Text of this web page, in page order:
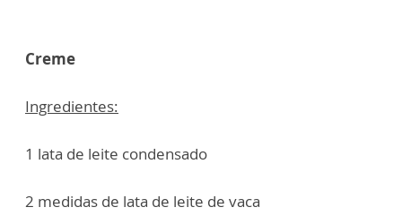
Creme
Ingredientes:
1 lata de leite condensado
2 medidas de lata de leite de vaca